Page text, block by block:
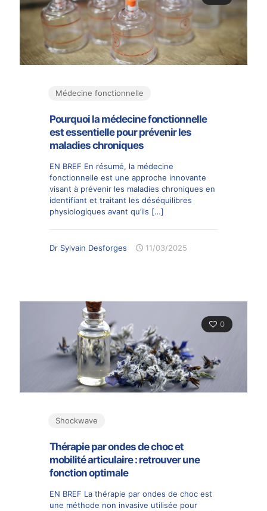
Médecine fonctionnelle
Pourquoi la médecine fonctionnelle
est essentielle pour prévenir les
maladies chroniques
EN BREF En résumé, la médecine
fonctionnelle est une approche innovante
visant à prévenir les maladies chroniques en
identifiant et traitant les déséquilibres
physiologiques avant qu’ils […]
Dr Sylvain Desforges 11/03/2025
0
Shockwave
Thérapie par ondes de choc et
mobilité articulaire : retrouver une
fonction optimale
EN BREF La thérapie par ondes de choc est
une méthode non invasive utilisée pour